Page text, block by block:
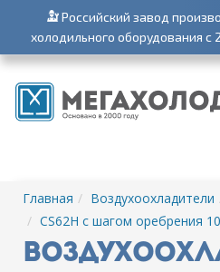
Российский завод
холодильного оборудования с
Главная Воздухоохладители
CS62H с шагом оребрения